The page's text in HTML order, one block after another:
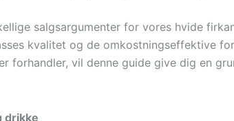
salgsargumenter for vores hvide
kvalitet og de omkostningseffektive
forhandler, vil denne guide give dig en
drikke